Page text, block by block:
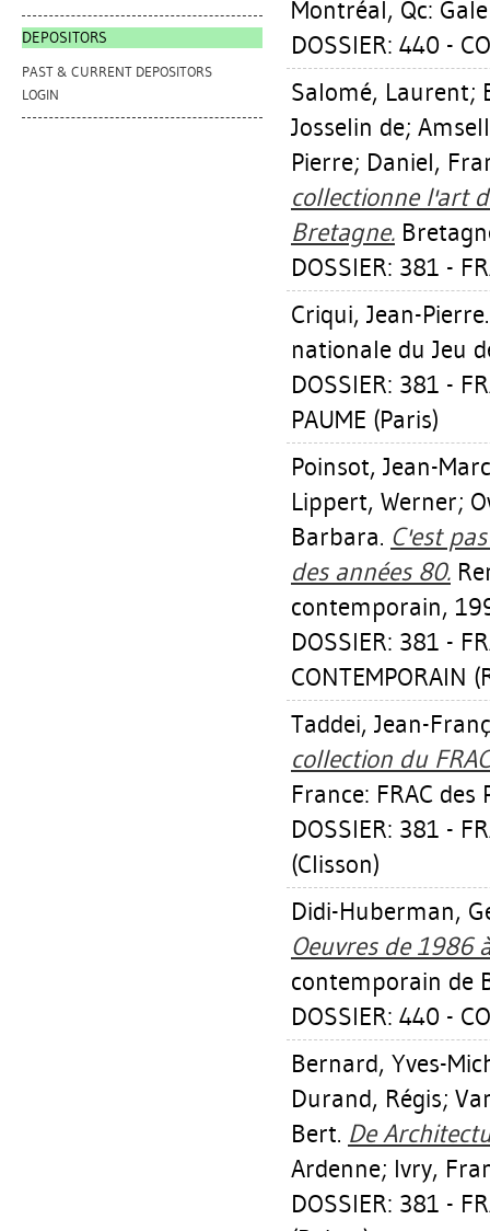
DEPOSITORS
PAST & CURRENT DEPOSITORS
LOGIN
Montréal, Qc:
DOSSIER: 440 -
Salomé, Laurent;
Josselin de;
Pierre; Daniel,
collectionne l'art
Bretagne.
DOSSIER: 381 -
Criqui, Jean-Pierre
nationale du Jeu
DOSSIER: 381 -
PAUME (Paris)
Poinsot, Jean-Marc
Lippert, Werner;
Barbara. C'est
des années 80.
contemporain,
DOSSIER: 381 -
CONTEMPORAIN
Taddei, Jean-
collection du
France: FRAC
DOSSIER: 381 -
(Clisson)
Didi-Huberman,
Oeuvres de 1986
contemporain de
DOSSIER: 440 -
Bernard, Yves-
Durand, Régis;
Bert. De
Ardenne; Ivry,
DOSSIER: 381 -